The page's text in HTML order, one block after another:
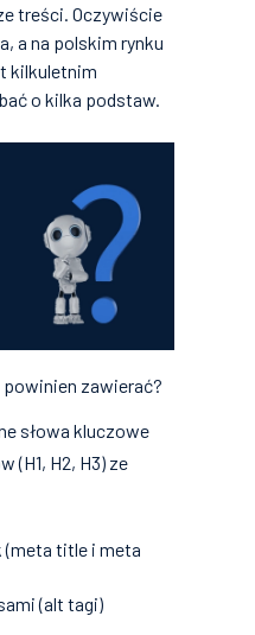
treści. Oczywiście
a na polskim rynku
kilkuletnim
o kilka podstaw.
zawierać?
słowa kluczowe
(H1, H2, H3) ze
(meta title i meta
(alt tagi)